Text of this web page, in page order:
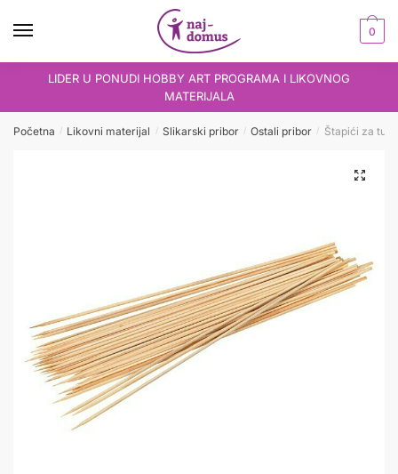
0
LIDER U PONUDI HOBBY ART PROGRAMA I LIKOVNOG
MATERIJALA
Početna / Likovni materijal / Slikarski pribor / Ostali pribor / Štapići za tuš